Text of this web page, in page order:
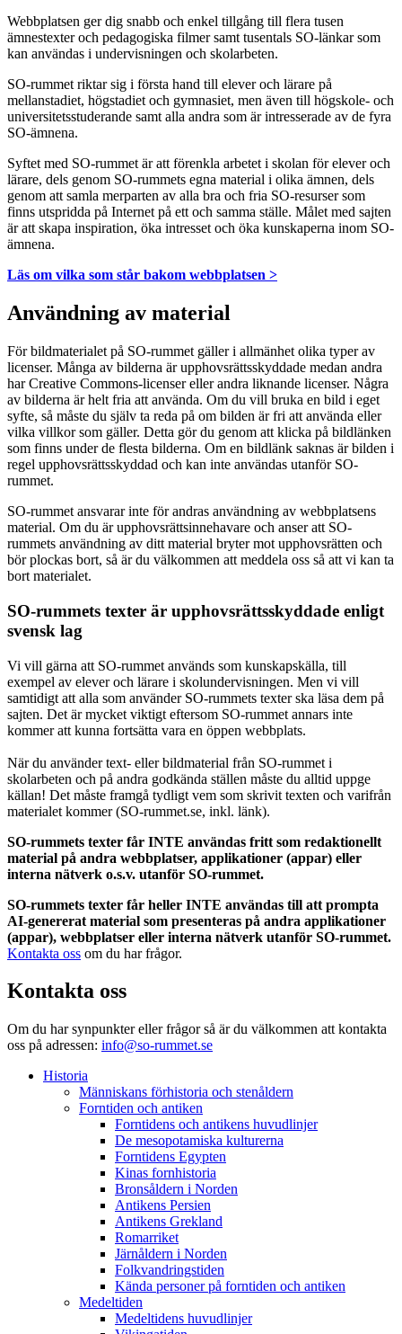
Webbplatsen ger dig snabb och enkel tillgång till flera tusen
ämnestexter och pedagogiska filmer samt tusentals SO-länkar som
kan användas i undervisningen och skolarbeten.
SO-rummet riktar sig i första hand till elever och lärare på
mellanstadiet, högstadiet och gymnasiet, men även till högskole- och
universitetsstuderande samt alla andra som är intresserade av de fyra
SO-ämnena.
Syftet med SO-rummet är att förenkla arbetet i skolan för elever och
lärare, dels genom SO-rummets egna material i olika ämnen, dels
genom att samla merparten av alla bra och fria SO-resurser som
finns utspridda på Internet på ett och samma ställe. Målet med sajten
är att skapa inspiration, öka intresset och öka kunskaperna inom SO-
ämnena.
Läs om vilka som står bakom webbplatsen >
Användning av material
För bildmaterialet på SO-rummet gäller i allmänhet olika typer av
licenser. Många av bilderna är upphovsrättsskyddade medan andra
har Creative Commons-licenser eller andra liknande licenser. Några
av bilderna är helt fria att använda. Om du vill bruka en bild i eget
syfte, så måste du själv ta reda på om bilden är fri att använda eller
vilka villkor som gäller. Detta gör du genom att klicka på bildlänken
som finns under de flesta bilderna. Om en bildlänk saknas är bilden i
regel upphovsrättsskyddad och kan inte användas utanför SO-
rummet.
SO-rummet ansvarar inte för andras användning av webbplatsens
material. Om du är upphovsrättsinnehavare och anser att SO-
rummets användning av ditt material bryter mot upphovsrätten och
bör plockas bort, så är du välkommen att meddela oss så att vi kan ta
bort materialet.
SO-rummets texter är upphovsrättsskyddade enligt
svensk lag
Vi vill gärna att SO-rummet används som kunskapskälla, till
exempel av elever och lärare i skolundervisningen. Men vi vill
samtidigt att alla som använder SO-rummets texter ska läsa dem på
sajten. Det är mycket viktigt eftersom SO-rummet annars inte
kommer att kunna fortsätta vara en öppen webbplats.
När du använder text- eller bildmaterial från SO-rummet i
skolarbeten och på andra godkända ställen måste du alltid uppge
källan! Det måste framgå tydligt vem som skrivit texten och varifrån
materialet kommer (SO-rummet.se, inkl. länk).
SO-rummets texter får INTE användas fritt som redaktionellt
material på andra webbplatser, applikationer (appar) eller
interna nätverk o.s.v. utanför SO-rummet.
SO-rummets texter får heller INTE användas till att prompta
AI-genererat material som presenteras på andra applikationer
(appar), webbplatser eller interna nätverk utanför SO-rummet.
Kontakta oss om du har frågor.
Kontakta oss
Om du har synpunkter eller frågor så är du välkommen att kontakta
oss på adressen: info@so-rummet.se
Historia
Människans förhistoria och stenåldern
Forntiden och antiken
Forntidens och antikens huvudlinjer
De mesopotamiska kulturerna
Forntidens Egypten
Kinas fornhistoria
Bronsåldern i Norden
Antikens Persien
Antikens Grekland
Romarriket
Järnåldern i Norden
Folkvandringstiden
Kända personer på forntiden och antiken
Medeltiden
Medeltidens huvudlinjer